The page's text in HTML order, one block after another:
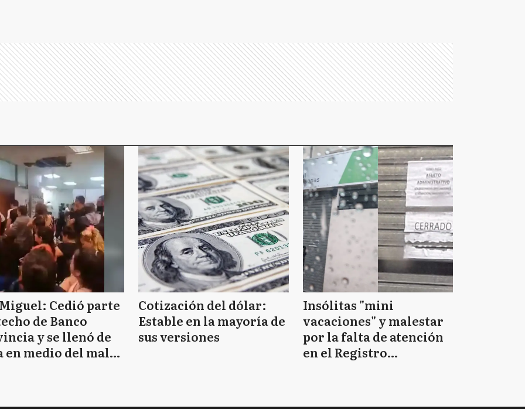
Cedió parte
de Banco
y se llenó de
en medio del mal
Cotización del dólar:
Estable en la mayoría de
sus versiones
Insólitas "mini
vacaciones" y malestar
por la falta de atención
en el Registro